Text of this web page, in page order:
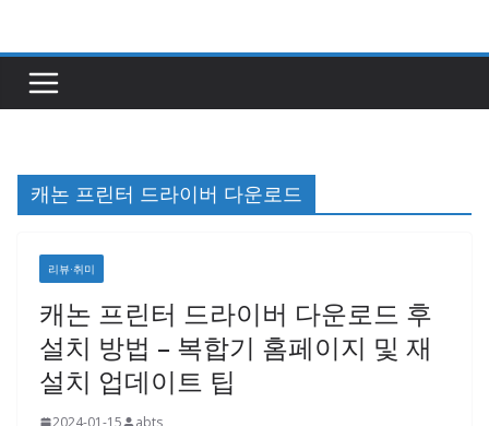
로
캐논 프린터 드라이버 다운로드
리뷰·취미
캐논 프린터 드라이버 다운로드 후
설치 방법 – 복합기 홈페이지 및 재
설치 업데이트 팁
2024-01-15 abts